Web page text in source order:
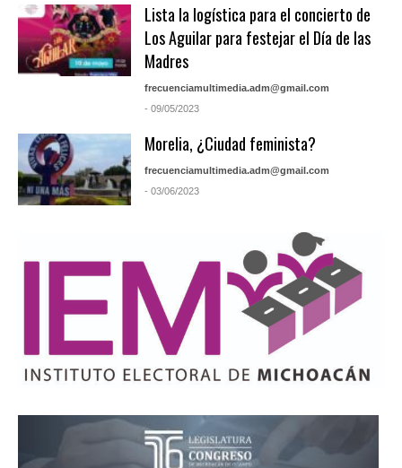
Lista la logística para el concierto de
Los Aguilar para festejar el Día de las
Madres
frecuenciamultimedia.adm@gmail.com
- 09/05/2023
Morelia, ¿Ciudad feminista?
frecuenciamultimedia.adm@gmail.com
- 03/06/2023